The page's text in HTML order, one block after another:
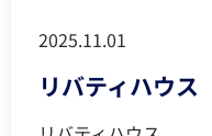
2025.11.01
リバティハウス